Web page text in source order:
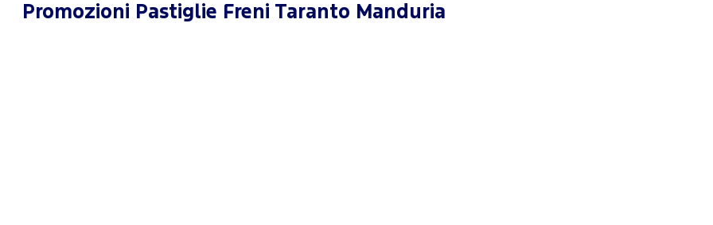
Promozioni Pastiglie Freni Taranto Manduria